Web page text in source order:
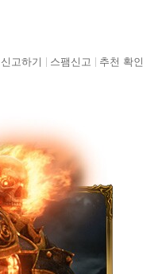
신고하기 스팸신고 추천 확인